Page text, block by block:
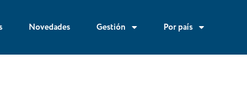
Novedades Gestión Por país